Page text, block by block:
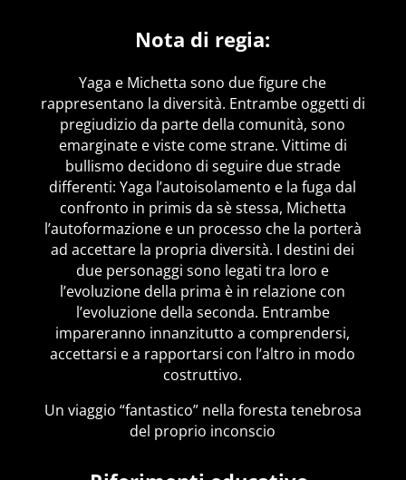
Nota di regia:
Yaga e Michetta sono due figure che
rappresentano la diversità. Entrambe oggetti di
pregiudizio da parte della comunità, sono
emarginate e viste come strane. Vittime di
bullismo decidono di seguire due strade
differenti: Yaga l’autoisolamento e la fuga dal
confronto in primis da sè stessa, Michetta
l’autoformazione e un processo che la porterà
ad accettare la propria diversità. I destini dei
due personaggi sono legati tra loro e
l’evoluzione della prima è in relazione con
l’evoluzione della seconda. Entrambe
impareranno innanzitutto a comprendersi,
accettarsi e a rapportarsi con l’altro in modo
costruttivo.
Un viaggio “fantastico” nella foresta tenebrosa
del proprio inconscio